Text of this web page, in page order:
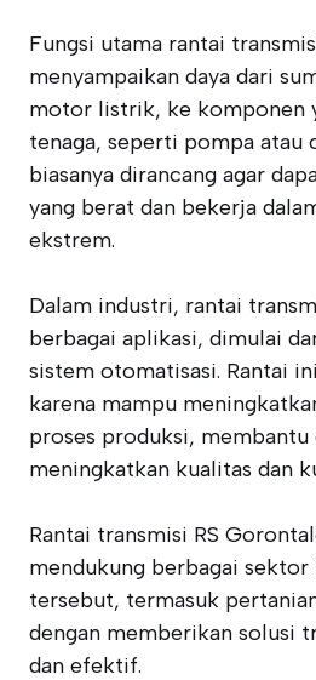
Fungsi utama rantai
menyampaikan daya dari
motor listrik, ke komponen
tenaga, seperti pompa atau
biasanya dirancang agar
yang berat dan bekerja
ekstrem.
Dalam industri, rantai
berbagai aplikasi, dimulai
sistem otomatisasi. Rantai
karena mampu
proses produksi, membantu
meningkatkan kualitas dan
Rantai transmisi RS
mendukung berbagai
tersebut, termasuk
dengan memberikan solusi
dan efektif.